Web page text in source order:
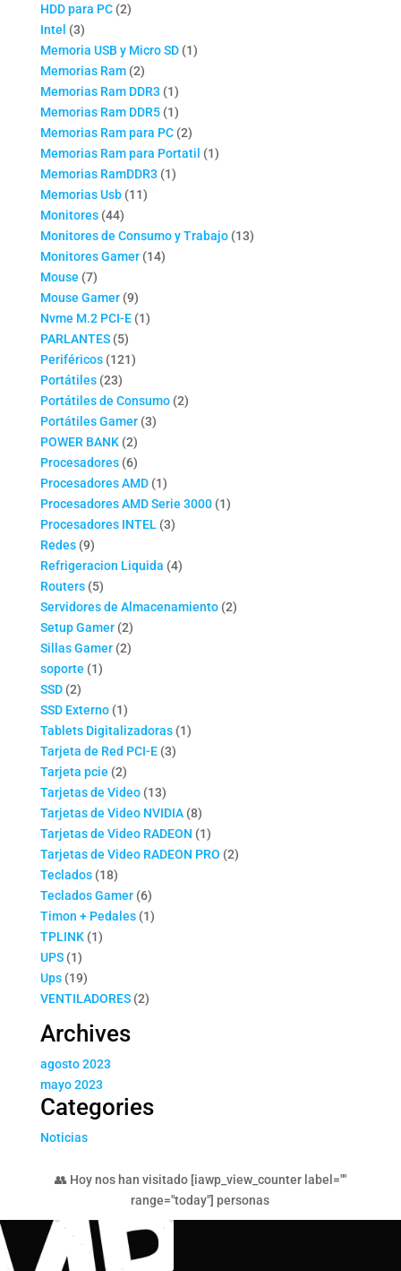
HDD para PC 22
Intel 33
productos
Memoria USB y Micro SD 11
Memorias Ram 22
productos
Memorias Ram DDR3 11
producto
Memorias Ram DDR5 11
producto
Memorias Ram para PC 22
productos
Memorias Ram para Portatil 11
Memorias RamDDR3 11
Memorias Usb 1111
Monitores 4444
productos
Monitores de Consumo y Trabajo 1313
Monitores Gamer 1414
Mouse 77
productos
Mouse Gamer 99
productos
Nvme M.2 PCI-E 11
PARLANTES 55
productos
Periféricos 121121
Portátiles 2323
productos
Portátiles de Consumo 22
Portátiles Gamer 33
POWER BANK 22
productos
Procesadores 66
productos
Procesadores AMD 11
producto
Procesadores AMD Serie 3000 11
Procesadores INTEL 33
Redes 99
productos
Refrigeracion Liquida 44
Routers 55
productos
Servidores de Almacenamiento 22
Setup Gamer 22
productos
Sillas Gamer 22
soporte 11
SSD 22
productos
SSD Externo 11
producto
Tablets Digitalizadoras 11
Tarjeta de Red PCI-E 33
Tarjeta pcie 22
productos
Tarjetas de Video 1313
productos
Tarjetas de Video NVIDIA 88
productos
Tarjetas de Video RADEON 11
producto
Tarjetas de Video RADEON PRO 22
Teclados 1818
productos
Teclados Gamer 66
productos
Timon + Pedales 11
TPLINK 11
UPS 11
producto
Ups 1919
productos
VENTILADORES 22
Archives
agosto 2023
mayo 2023
Categories
Noticias
👥 Hoy nos han visitado [iawp_view_counter label=""
range="today"] personas